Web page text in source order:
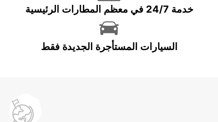
خدمة 24/7 في معظم المطارات الرئيسية
السيارات المستأجرة الجديدة فقط